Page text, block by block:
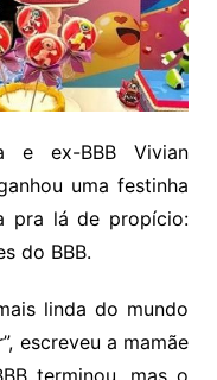
e ex-BBB Vivian
uma festinha
pra lá de propício:
do BBB.
linda do mundo
escreveu a mamãe
terminou, mas o